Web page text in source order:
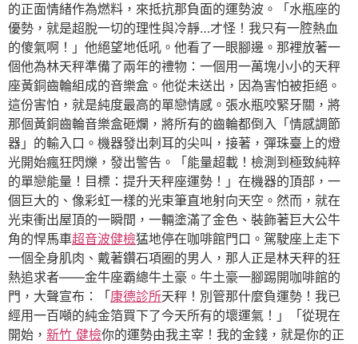
的正面情緒作為燃料，來抵抗那負面的運勢波。「水瓶座的
優勢，就是超脫一切的理性與冷靜…才怪！我只有一腔熱血
的傻氣啊！」他絕望地低吼。他看了一眼腳邊。那裡放著一
個他為林天秤準備了兩年的禮物：一個用一萬塊小小的天秤
座黃銅齒輪組成的音樂盒。他從未送出，因為害怕被拒絕。
這份害怕，就是純度最高的單戀情感。張水瓶咬緊牙關，將
那個黃銅齒輪音樂盒砸爛，將所有的齒輪都倒入「情感調節
器」的輸入口。機器發出刺耳的尖叫，接著，彈珠臺上的燈
光開始瘋狂閃爍，發出警告。「能量超載！檢測到極致純粹
的單戀能量！目標：提升天秤座運勢！」在機器的頂部，一
個巨大的、像彩虹一樣的光束筆直地射向天空。然而，就在
光束衝出屋頂的一瞬間，一輛塗滿了金色、裝飾著巨大公牛
角的悍馬車超音波健檢猛地停在咖啡館門口。駕駛座上走下
一個全身肌肉、戴著鑽石項圈的男人，那人正是林天秤的狂
熱追求者——金牛座霸總牛土豪。牛土豪一腳踢開咖啡館的
門，大聲宣布：「 康德診所天秤！別管那什麼負運勢！我已
經用一百噸的純金箔買下了今天所有的壞運氣！」「從現在
開始， 新竹 健檢你的運勢由我主宰！我的金錢，就是你的正